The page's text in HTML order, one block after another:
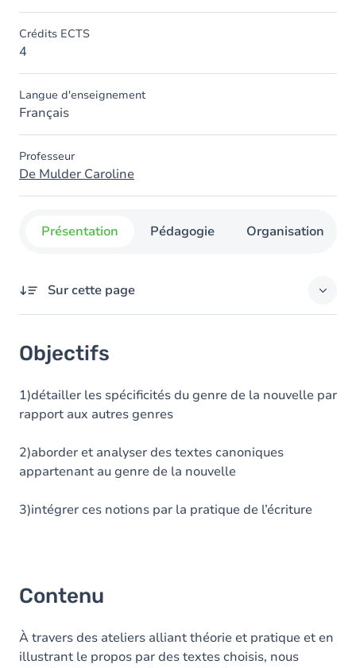
Crédits ECTS
4
Langue d'enseignement
Français
Professeur
De Mulder Caroline
Présentation Pédagogie Organisation
Sur cette page
Contenu
Table des matières
Objectifs
1)détailler les spécificités du genre de la nouvelle par
rapport aux autres genres
2)aborder et analyser des textes canoniques
appartenant au genre de la nouvelle
3)intégrer ces notions par la pratique de l’écriture
Contenu
À travers des ateliers alliant théorie et pratique et en
illustrant le propos par des textes choisis, nous